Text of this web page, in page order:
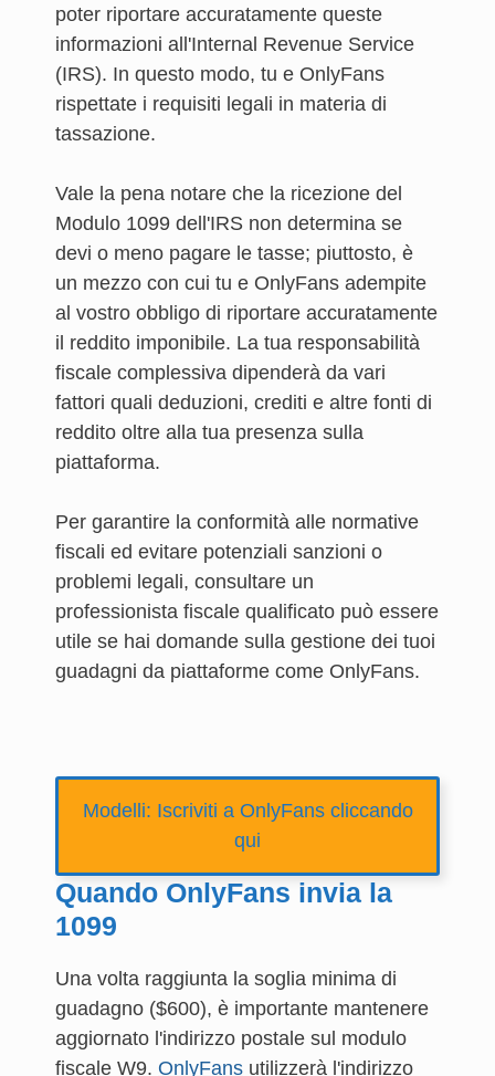
poter riportare accuratamente queste
informazioni all'Internal Revenue Service
(IRS). In questo modo, tu e OnlyFans
rispettate i requisiti legali in materia di
tassazione.
Vale la pena notare che la ricezione del
Modulo 1099 dell'IRS non determina se
devi o meno pagare le tasse; piuttosto, è
un mezzo con cui tu e OnlyFans adempite
al vostro obbligo di riportare accuratamente
il reddito imponibile. La tua responsabilità
fiscale complessiva dipenderà da vari
fattori quali deduzioni, crediti e altre fonti di
reddito oltre alla tua presenza sulla
piattaforma.
Per garantire la conformità alle normative
fiscali ed evitare potenziali sanzioni o
problemi legali, consultare un
professionista fiscale qualificato può essere
utile se hai domande sulla gestione dei tuoi
guadagni da piattaforme come OnlyFans.
Modelli: Iscriviti a OnlyFans cliccando
qui
Quando OnlyFans invia la
1099
Una volta raggiunta la soglia minima di
guadagno ($600), è importante mantenere
aggiornato l'indirizzo postale sul modulo
fiscale W9. OnlyFans utilizzerà l'indirizzo